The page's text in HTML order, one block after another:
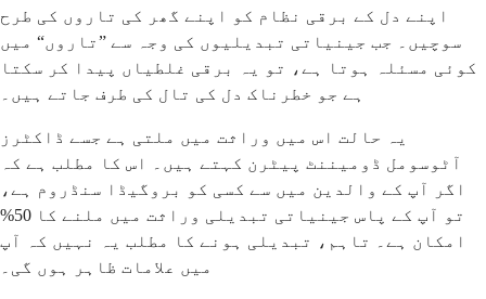
اپنے دل کے برقی نظام کو اپنے گھر کی تاروں کی طرح
سوچیں۔ جب جینیاتی تبدیلیوں کی وجہ سے ”تاروں“ میں
کوئی مسئلہ ہوتا ہے، تو یہ برقی غلطیاں پیدا کر سکتا
ہے جو خطرناک دل کی تال کی طرف جاتے ہیں۔
یہ حالت اس میں وراثت میں ملتی ہے جسے ڈاکٹرز
آٹوسومل ڈومیننٹ پیٹرن کہتے ہیں۔ اس کا مطلب ہے کہ
اگر آپ کے والدین میں سے کسی کو بروگیڈا سنڈروم ہے،
تو آپ کے پاس جینیاتی تبدیلی وراثت میں ملنے کا 50%
امکان ہے۔ تاہم، تبدیلی ہونے کا مطلب یہ نہیں کہ آپ
میں علامات ظاہر ہوں گی۔